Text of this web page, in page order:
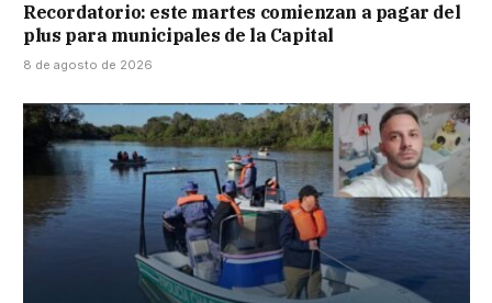
Recordatorio: este martes comienzan a pagar del
plus para municipales de la Capital
8 de agosto de 2026